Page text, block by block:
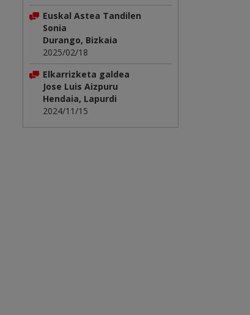
Euskal Astea Tandilen
Sonia
Durango, Bizkaia
2025/02/18
Elkarrizketa galdea
Jose Luis Aizpuru
Hendaia, Lapurdi
2024/11/15